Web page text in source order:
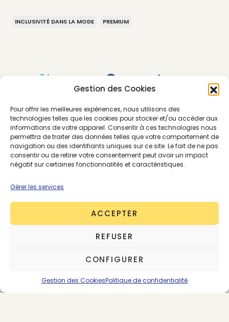
Gestion des Cookies
Pour offrir les meilleures expériences, nous utilisons des
technologies telles que les cookies pour stocker et/ou accéder aux
informations de votre appareil. Consentir à ces technologies nous
permettra de traiter des données telles que votre comportement de
navigation ou des identifiants uniques sur ce site. Le fait de ne pas
consentir ou de retirer votre consentement peut avoir un impact
négatif sur certaines fonctionnalités et caractéristiques.
Gérer les services
ACCEPTER
REFUSER
CONFIGURER
Gestion des CookiesPolitique de confidentialité
INCLUSIVITÉ DANS LA MODE PREMIUM
Fondatrice & CEO